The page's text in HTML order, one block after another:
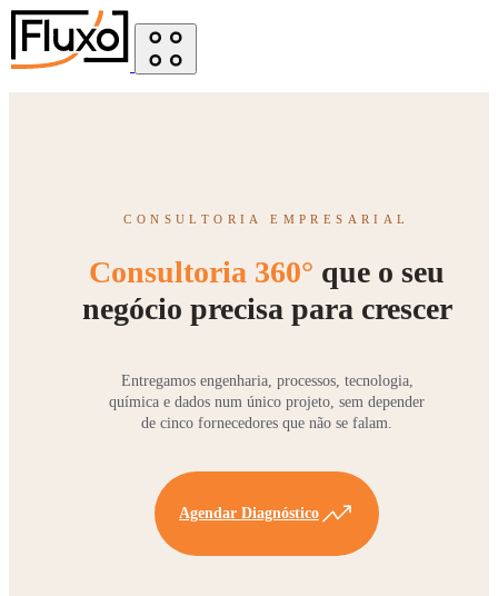
CONSULTORIA EMPRESARIAL
Consultoria 360° que o seu
negócio precisa para crescer
Entregamos engenharia, processos, tecnologia,
química e dados num único projeto, sem depender
de cinco fornecedores que não se falam.
Agendar Diagnóstico